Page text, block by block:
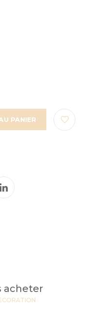
PANIER
acheter